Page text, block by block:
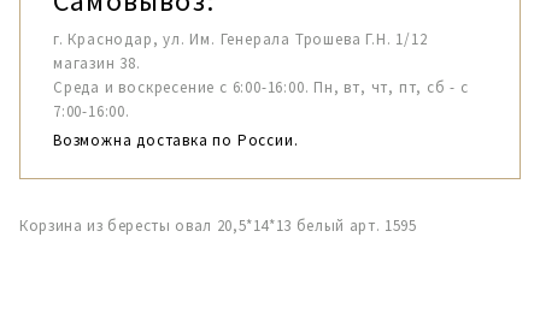
г. Краснодар, ул. Им. Генерала Трошева Г.Н. 1/12
магазин 38.
Среда и воскресение с 6:00-16:00. Пн, вт, чт, пт, сб - с
7:00-16:00.
Возможна доставка по России.
Корзина из бересты овал 20,5*14*13 белый арт. 1595